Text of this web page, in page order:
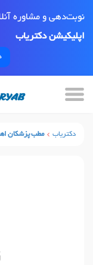
نوبت‌دهی و مشاوره
اپلیکیشن دکتریاب
دکتریاب مطب پزشکان